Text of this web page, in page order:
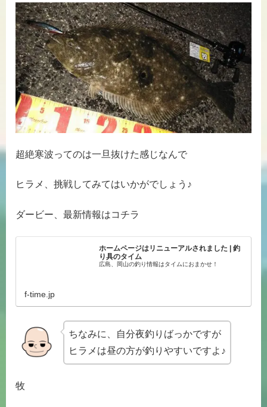
超絶寒波ってのは一旦抜けた感じなんで
ヒラメ、挑戦してみてはいかがでしょう♪
ダービー、最新情報はコチラ
ホームページはリニューアルされました | 釣
り具のタイム
広島、岡山の釣り情報はタイムにおまかせ！
f-time.jp
ちなみに、自分夜釣りばっかですが
ヒラメは昼の方が釣りやすいですよ♪
牧